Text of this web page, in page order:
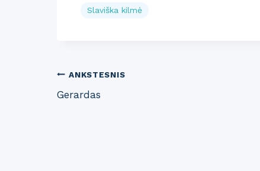
Slaviška kilmė
Post
navigation
ANKSTESNIS
Gerardas